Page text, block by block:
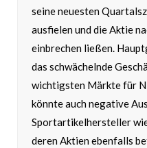
seine neuesten
ausfielen und die Aktie
einbrechen ließen.
das schwächelnde
wichtigsten Märkte für
könnte auch negative
Sportartikelhersteller
deren Aktien ebenfalls